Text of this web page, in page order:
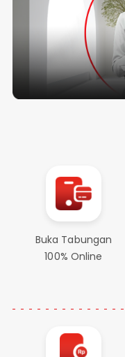
Informasi
Hubungan
Investor
Karir
Buka Tabungan
100% Online